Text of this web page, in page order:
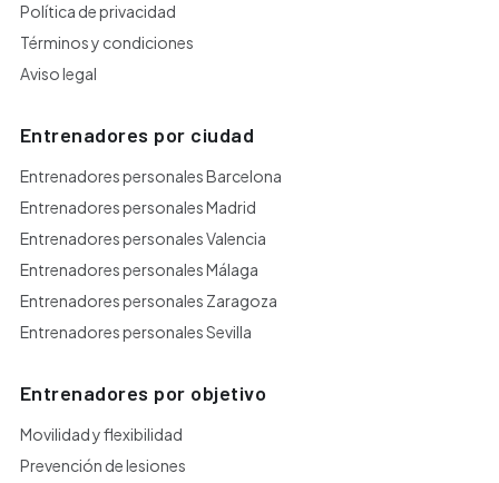
Política de privacidad
Términos y condiciones
Aviso legal
Entrenadores por ciudad
Entrenadores personales Barcelona
Entrenadores personales Madrid
Entrenadores personales Valencia
Entrenadores personales Málaga
Entrenadores personales Zaragoza
Entrenadores personales Sevilla
Entrenadores por objetivo
Movilidad y flexibilidad
Prevención de lesiones